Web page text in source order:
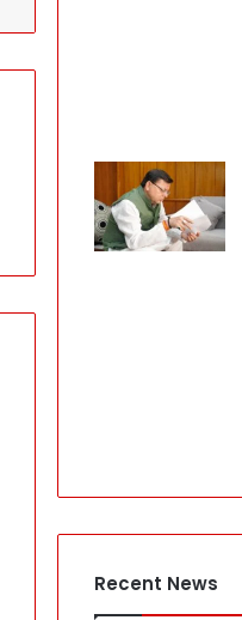
Recent News